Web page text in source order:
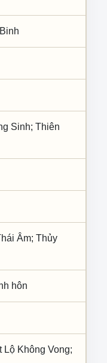
Sinh; Thiên
Âm; Thủy
hôn
Lộ Không Vong;